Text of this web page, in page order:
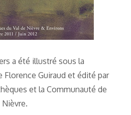
a été illustré sous la
Guiraud et édité par
et la Communauté de